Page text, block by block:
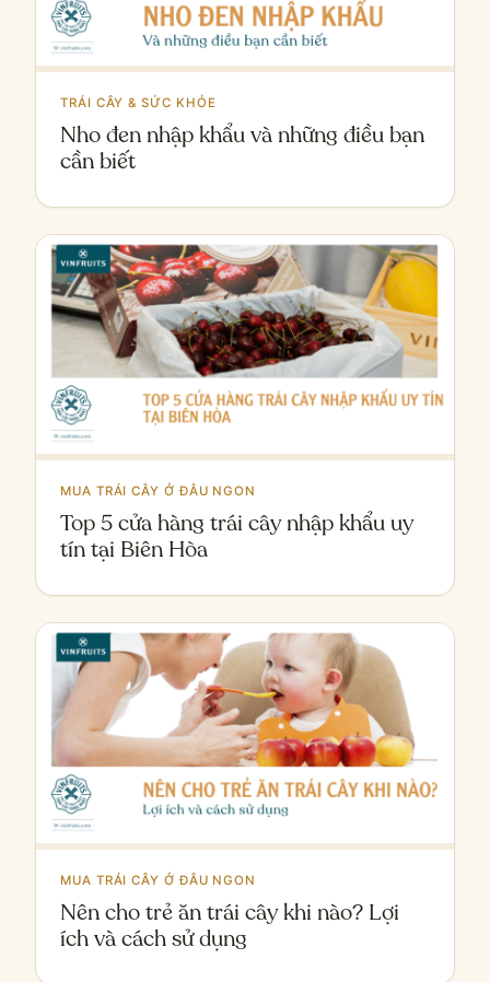
TRÁI CÂY & SỨC KHỎE
Nho đen nhập khẩu và những điều bạn
cần biết
MUA TRÁI CÂY Ở ĐÂU NGON
Top 5 cửa hàng trái cây nhập khẩu uy
tín tại Biên Hòa
MUA TRÁI CÂY Ở ĐÂU NGON
Nên cho trẻ ăn trái cây khi nào? Lợi
ích và cách sử dụng